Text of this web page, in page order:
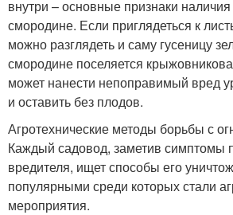
внутри – основные признаки
смородине. Если приглядеться к
можно разглядеть и саму гусеницу
смородине поселяется
может нанести непоправимый вред
и оставить без плодов.
Агротехнические методы борьбы с
Каждый садовод, заметив симптомы
вредителя, ищет способы его
популярными среди которых стали
мероприятия.